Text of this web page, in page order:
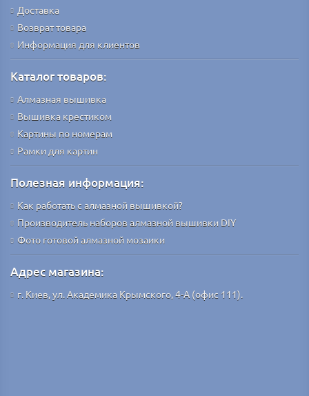
Доставка
Возврат товара
Информация для клиентов
Каталог товаров:
Алмазная вышивка
Вышивка крестиком
Картины по номерам
Рамки для картин
Полезная информация:
Как работать с алмазной вышивкой?
Производитель наборов алмазной вышивки DIY
Фото готовой алмазной мозаики
Адрес магазина:
г. Киев, ул. Академика Крымского, 4-А (офис 111).